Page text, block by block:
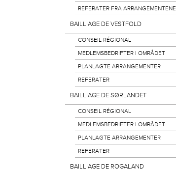
REFERATER FRA ARRANGEMENTENE
BAILLIAGE DE VESTFOLD
CONSEIL RÉGIONAL
MEDLEMSBEDRIFTER I OMRÅDET
PLANLAGTE ARRANGEMENTER
REFERATER
BAILLIAGE DE SØRLANDET
CONSEIL RÉGIONAL
MEDLEMSBEDRIFTER I OMRÅDET
PLANLAGTE ARRANGEMENTER
REFERATER
BAILLIAGE DE ROGALAND